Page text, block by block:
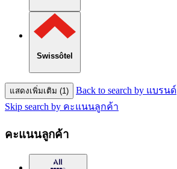
Swissôtel
แสดงเพิ่มเติม (1)
Back to search by แบรนด์
Skip search by คะแนนลูกค้า
คะแนนลูกค้า